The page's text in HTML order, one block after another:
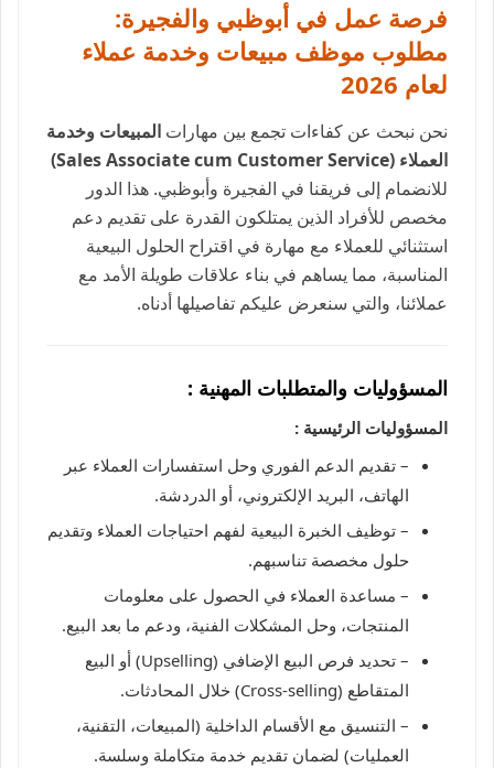
فرصة عمل في أبوظبي والفجيرة:
مطلوب موظف مبيعات وخدمة عملاء
لعام 2026
نحن نبحث عن كفاءات تجمع بين مهارات المبيعات وخدمة
العملاء (Sales Associate cum Customer Service)
للانضمام إلى فريقنا في الفجيرة وأبوظبي. هذا الدور
مخصص للأفراد الذين يمتلكون القدرة على تقديم دعم
استثنائي للعملاء مع مهارة في اقتراح الحلول البيعية
المناسبة، مما يساهم في بناء علاقات طويلة الأمد مع
عملائنا، والتي سنعرض عليكم تفاصيلها أدناه.
المسؤوليات والمتطلبات المهنية :
المسؤوليات الرئيسية :
– تقديم الدعم الفوري وحل استفسارات العملاء عبر
الهاتف، البريد الإلكتروني، أو الدردشة.
– توظيف الخبرة البيعية لفهم احتياجات العملاء وتقديم
حلول مخصصة تناسبهم.
– مساعدة العملاء في الحصول على معلومات
المنتجات، وحل المشكلات الفنية، ودعم ما بعد البيع.
– تحديد فرص البيع الإضافي (Upselling) أو البيع
المتقاطع (Cross-selling) خلال المحادثات.
– التنسيق مع الأقسام الداخلية (المبيعات، التقنية،
العمليات) لضمان تقديم خدمة متكاملة وسلسة.